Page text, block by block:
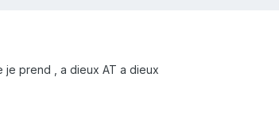
je prend , a dieux AT a dieux